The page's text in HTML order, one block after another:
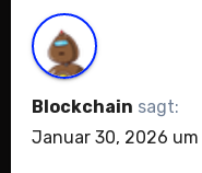
Blockchain sagt:
Januar 30, 2026 um